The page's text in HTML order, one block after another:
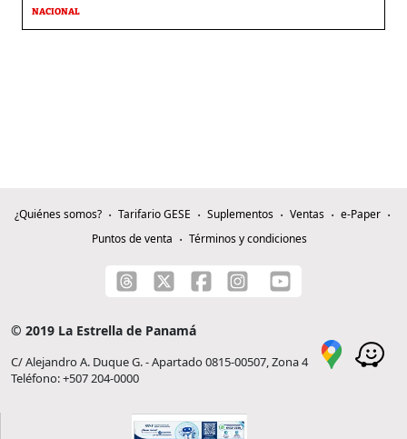
NACIONAL
¿Quiénes somos? Tarifario GESE Suplementos Ventas
e-Paper
Puntos de venta
Términos y condiciones
© 2019 La Estrella de Panamá
C/ Alejandro A. Duque G. - Apartado 0815-00507, Zona 4
Teléfono: +507 204-0000